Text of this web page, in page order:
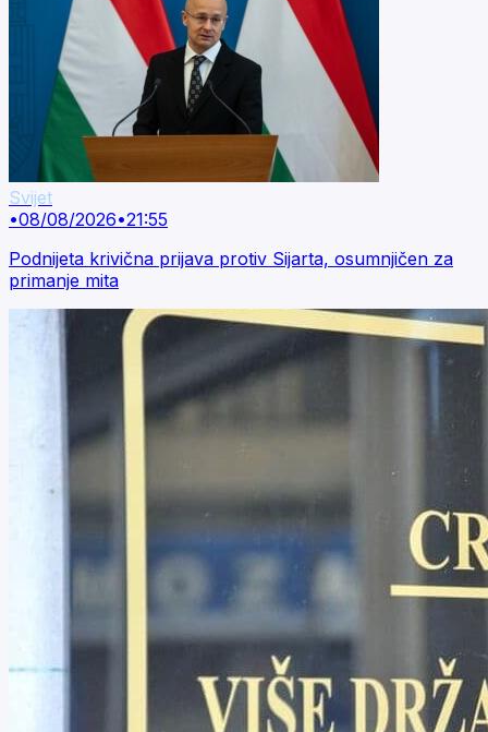
Svijet
•08/08/2026•21:55
Podnijeta krivična prijava protiv Sijarta, osumnjičen za
primanje mita